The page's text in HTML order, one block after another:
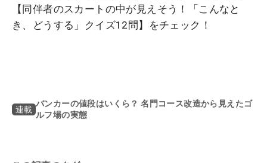
【同伴者のスカートの中が見えそう！「こんなと
き、どうする」クイズ12問】をチェック！
連載
バンカーの値段はいくら？ 名門コース改造から見えたゴ
ルフ場の実態